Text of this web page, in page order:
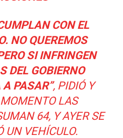
CON EL
NO QUEREMOS
SI INFRINGEN
DEL GOBIERNO
PASAR”, PIDIÓ Y
LAS
64, Y AYER SE
UN VEHÍCULO.